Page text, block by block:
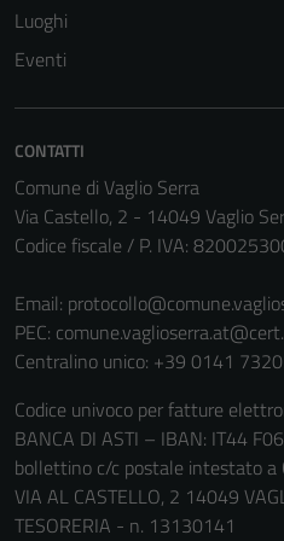
Luoghi
Eventi
CONTATTI
Comune di Vaglio Serra
Via Castello, 2 - 14049 Vaglio
Codice fiscale / P. IVA:
Email:
PEC:
Centralino unico: +39 0141
Codice univoco per fatture
BANCA DI ASTI – IBAN: IT44
bollettino c/c postale intestato a
VIA AL CASTELLO, 2 14049
TESORERIA - n. 13130141